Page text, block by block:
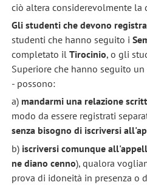
ciò altera considerevolmente la
Gli studenti che devono
studenti che hanno seguito i
completato il Tirocinio, o gli
Superiore che hanno seguito
- possono:
a) mandarmi una relazione
modo da essere registrati
senza bisogno di iscriversi
b) iscriversi comunque
ne diano cenno), qualora
prova di idoneità in presenza o